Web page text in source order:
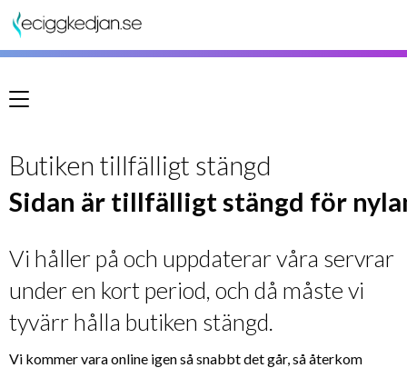
Meny
Butiken tillfälligt stängd
Sidan är tillfälligt stängd för
Vi håller på och uppdaterar våra servrar
under en kort period, och då måste vi
tyvärr hålla butiken stängd.
Vi kommer vara online igen så snabbt det går, så återkom